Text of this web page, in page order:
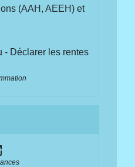
(AAH, AEEH) et
- Déclarer les rentes